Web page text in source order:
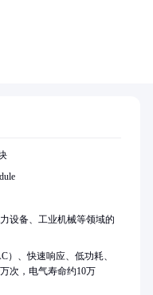
设备、工业机械等领域的
）、快速响应、低功耗、
次，电气寿命约10万